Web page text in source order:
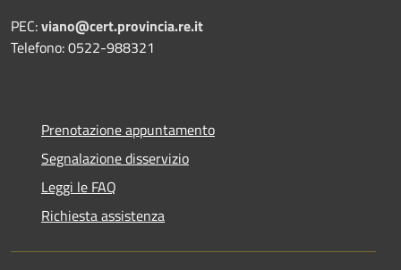
PEC:viano@cert.provincia.re.it
Telefono: 0522-988321
Prenotazione appuntamento
Segnalazione disservizio
Leggi le FAQ
Richiesta assistenza